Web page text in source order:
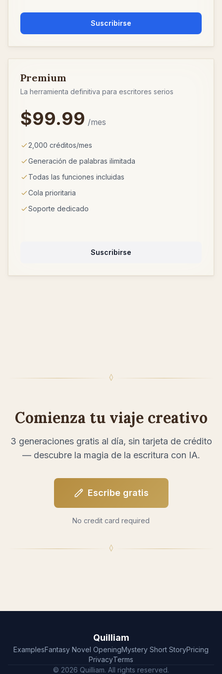
Suscribirse
Premium
La herramienta definitiva para escritores serios
$99.99 /mes
2,000 créditos/mes
Generación de palabras ilimitada
Todas las funciones incluidas
Cola prioritaria
Soporte dedicado
Suscribirse
◊
Comienza tu viaje creativo
3 generaciones gratis al día, sin tarjeta de crédito
— descubre la magia de la escritura con IA.
Escribe gratis
No credit card required
◊
Quilliam
ExamplesFantasy Novel OpeningMystery Short StoryPricing
PrivacyTerms
© 2026 Quilliam. All rights reserved.